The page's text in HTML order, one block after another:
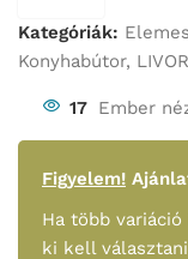
Kategóriák:
Konyhabútor,
17 Ember
Figyelem!
Ha több
ki kell